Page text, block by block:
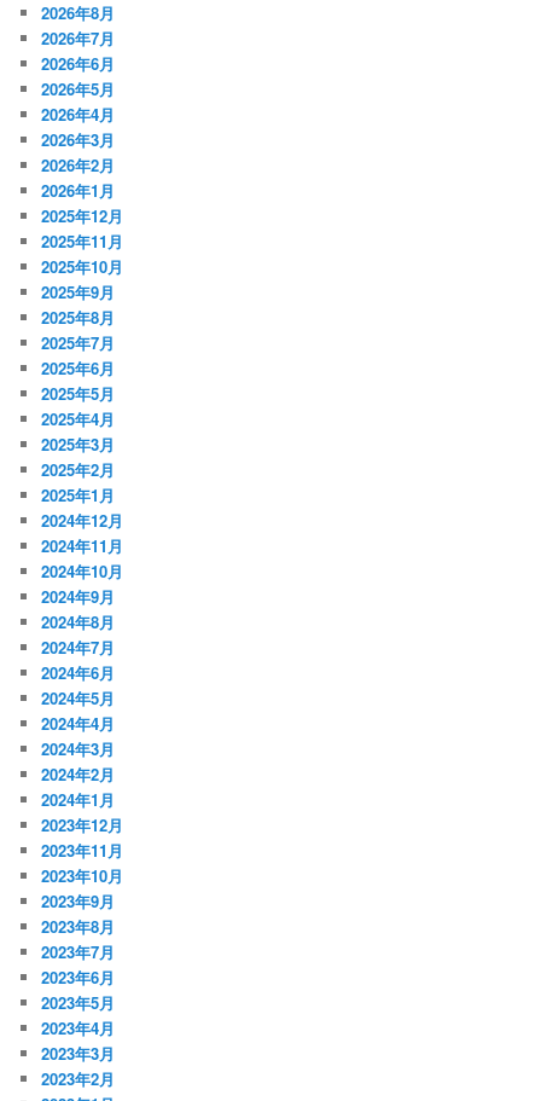
2026年8月
2026年7月
2026年6月
2026年5月
2026年4月
2026年3月
2026年2月
2026年1月
2025年12月
2025年11月
2025年10月
2025年9月
2025年8月
2025年7月
2025年6月
2025年5月
2025年4月
2025年3月
2025年2月
2025年1月
2024年12月
2024年11月
2024年10月
2024年9月
2024年8月
2024年7月
2024年6月
2024年5月
2024年4月
2024年3月
2024年2月
2024年1月
2023年12月
2023年11月
2023年10月
2023年9月
2023年8月
2023年7月
2023年6月
2023年5月
2023年4月
2023年3月
2023年2月